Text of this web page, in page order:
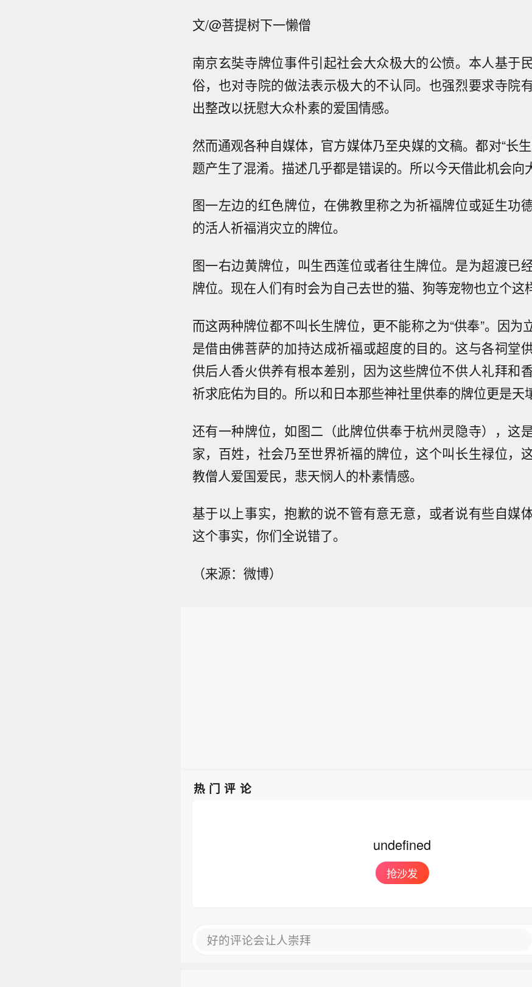
文/@菩提树下一懒僧
南京玄奘寺牌位事件引起社会大众极大的公愤。本人基于
俗，也对寺院的做法表示极大的不认同。也强烈要求寺院
出整改以抚慰大众朴素的爱国情感。
然而通观各种自媒体，官方媒体乃至央媒的文稿。都对“长
题产生了混淆。描述几乎都是错误的。所以今天借此机会向
图一左边的红色牌位，在佛教里称之为祈福牌位或延生功
的活人祈福消灾立的牌位。
图一右边黄牌位，叫生西莲位或者往生牌位。是为超渡已
牌位。现在人们有时会为自己去世的猫、狗等宠物也立个这
而这两种牌位都不叫长生牌位，更不能称之为“供奉”。因为
是借由佛菩萨的加持达成祈福或超度的目的。这与各祠堂
供后人香火供养有根本差别，因为这些牌位不供人礼拜和
祈求庇佑为目的。所以和日本那些神社里供奉的牌位更是天
还有一种牌位，如图二（此牌位供奉于杭州灵隐寺），这
家，百姓，社会乃至世界祈福的牌位，这个叫长生禄位，
教僧人爱国爱民，悲天悯人的朴素情感。
基于以上事实，抱歉的说不管有意无意，或者说有些自媒
这个事实，你们全说错了。
（来源：微博）
热门评论
undefined
抢沙发
好的评论会让人崇拜